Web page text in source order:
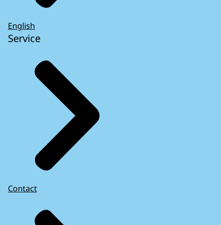
English
Service
Contact